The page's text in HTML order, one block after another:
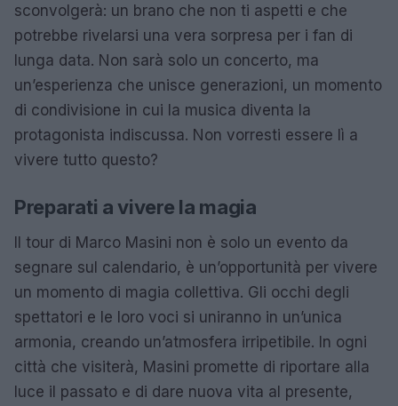
sconvolgerà: un brano che non ti aspetti e che
potrebbe rivelarsi una vera sorpresa per i fan di
lunga data. Non sarà solo un concerto, ma
un’esperienza che unisce generazioni, un momento
di condivisione in cui la musica diventa la
protagonista indiscussa. Non vorresti essere lì a
vivere tutto questo?
Preparati a vivere la magia
Il tour di Marco Masini non è solo un evento da
segnare sul calendario, è un’opportunità per vivere
un momento di magia collettiva. Gli occhi degli
spettatori e le loro voci si uniranno in un’unica
armonia, creando un’atmosfera irripetibile. In ogni
città che visiterà, Masini promette di riportare alla
luce il passato e di dare nuova vita al presente,